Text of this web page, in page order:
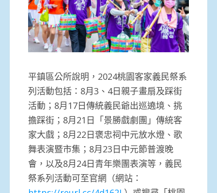
平鎮區公所說明，2024桃園客家義民祭系
列活動包括：8月3、4日親子畫扇及踩街
活動；8月17日傳統義民爺出巡遶境、挑
擔踩街；8月21日「景勝戲劇團」傳統客
家大戲；8月22日褒忠祠中元放水燈、歌
舞表演暨市集；8月23日中元節普渡晚
會，以及8月24日青年樂團表演等，義民
祭系列活動可至官網（網站：